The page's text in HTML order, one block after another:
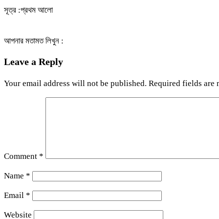
সূত্র :প্রথম আলো
আপনার মতামত লিখুন :
Leave a Reply
Your email address will not be published. Required fields are
Comment *
Name *
Email *
Website